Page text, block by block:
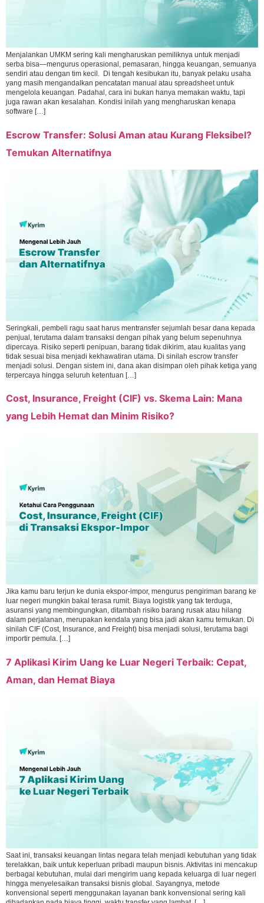
Menjalankan UMKM sering kali mengharuskan pemiliknya untuk menjadi
serba bisa—mengurus operasional, pemasaran, hingga keuangan, semuanya
sendiri atau dengan tim kecil. Di tengah kesibukan itu, banyak pelaku usaha
yang masih mengandalkan pencatatan manual atau spreadsheet untuk
mengelola keuangan. Padahal, cara ini bukan hanya memakan waktu, tapi
juga rawan akan kesalahan. Kondisi inilah yang mengharuskan kenapa
software […]
Escrow Transfer: Solusi Aman atau Kurang Fleksibel?
Temukan Alternatifnya
Seringkali, pembeli ragu saat harus mentransfer sejumlah besar dana kepada
penjual, terutama dalam transaksi dengan pihak yang belum sepenuhnya
dipercaya. Risiko seperti penipuan, barang tidak dikirim, atau kualitas yang
tidak sesuai bisa menjadi kekhawatiran utama. Di sinilah escrow transfer
menjadi solusi. Dengan sistem ini, dana akan disimpan oleh pihak ketiga yang
terpercaya hingga seluruh ketentuan […]
Cost, Insurance, Freight (CIF) vs. Skema Lain: Mana
yang Lebih Hemat dan Minim Risiko?
Jika kamu baru terjun ke dunia ekspor-impor, mengurus pengiriman barang ke
luar negeri mungkin bakal terasa rumit. Biaya logistik yang tak terduga,
asuransi yang membingungkan, ditambah risiko barang rusak atau hilang
dalam perjalanan, merupakan kendala yang bisa jadi akan kamu temukan. Di
sinilah CIF (Cost, Insurance, and Freight) bisa menjadi solusi, terutama bagi
importir pemula. […]
7 Aplikasi Kirim Uang ke Luar Negeri Terbaik: Cepat,
Aman, dan Hemat Biaya
Saat ini, transaksi keuangan lintas negara telah menjadi kebutuhan yang tidak
terelakkan, baik untuk keperluan pribadi maupun bisnis. Aktivitas ini mencakup
berbagai kebutuhan, mulai dari mengirim uang kepada keluarga di luar negeri
hingga menyelesaikan transaksi bisnis global. Sayangnya, metode
konvensional seperti menggunakan layanan bank konvensional sering kali